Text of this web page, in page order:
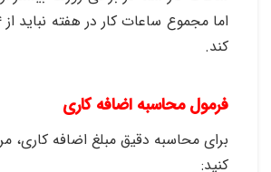
کند.
فرمول محاسبه اضافه کاری
برای محاسبه دقیق مبلغ اضافه کاری،
کنید: